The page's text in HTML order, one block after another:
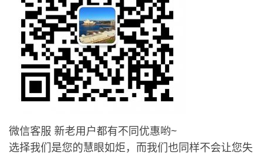
微信客服 新老用户都有不同优惠哟~
选择我们是您的慧眼如炬，而我们也同样不会让您失